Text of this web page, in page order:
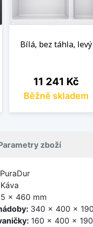
Bílá, bez táhla, levý
Cena
11 241 Kč
Běžně skladem
zboží
Káva
x 460 mm
340 x 400 x
160 x 400 x